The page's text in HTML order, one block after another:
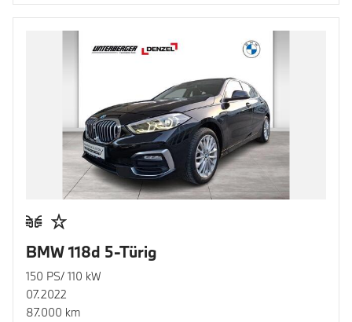
BMW 118d 5-Türig
150 PS/ 110 kW
07.2022
87.000 km